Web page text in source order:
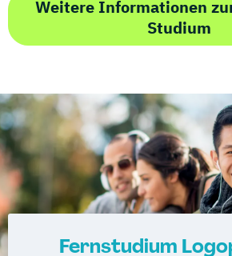
Weitere Informationen
Studium
Fernstudium